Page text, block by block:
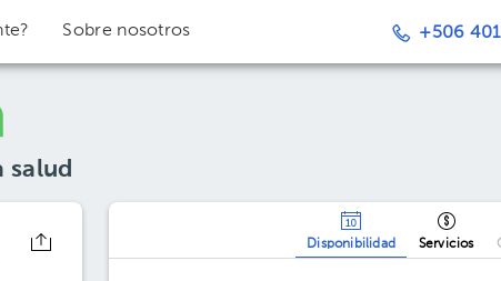
Sobre nosotros +506
salud
Disponibilidad Servicios